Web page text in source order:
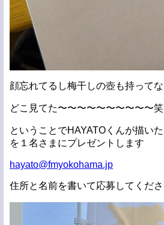
顔忘れてるし梅干しの壺も持って
どこ見てた〜〜〜〜〜〜〜〜〜〜笑
ということでHAYATOくんが描い
を１名さまにプレゼントします
hayato@fmyokohama.jp
住所と名前を書いて応募してくだ